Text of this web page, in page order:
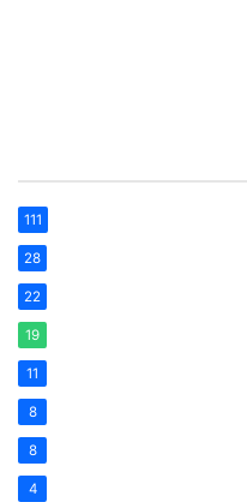
111
28
22
19
11
8
8
4